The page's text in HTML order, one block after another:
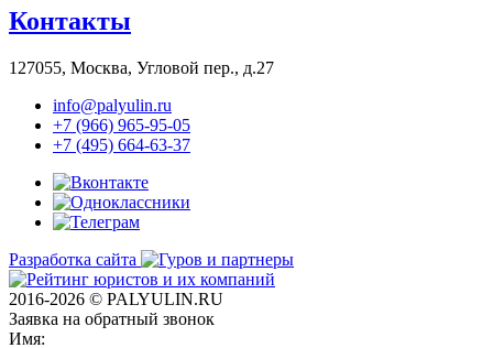
Контакты
127055, Москва, Угловой пер., д.27
info@palyulin.ru
+7 (966) 965-95-05
+7 (495) 664-63-37
Разработка сайта
2016-2026 © PALYULIN.RU
Заявка на обратный звонок
Имя: